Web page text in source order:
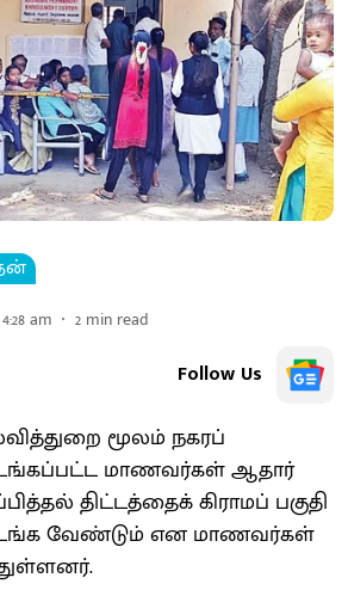
am 2 min read
Follow Us
மூலம் நகரப்
மாணவர்கள் ஆதார்
திட்டத்தைக் கிராமப் பகுதி
வேண்டும் என மாணவர்கள்